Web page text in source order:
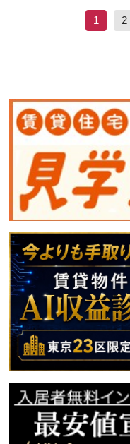
1 2